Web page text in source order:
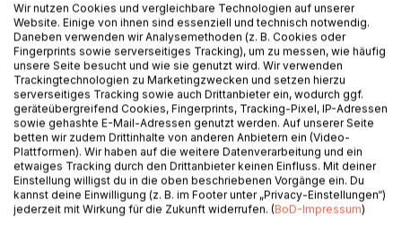
Titel bewerten
BESCHREIBUNG
Siebzehn Jahre vergehen vom ersten bis zum letzten
Gedicht des vorliegenden Bandes. Eine Zeit, in welcher
Wir nutzen Cookies und vergleichbare Technologien auf unserer
Website. Einige von ihnen sind essenziell und technisch notwendig.
Daneben verwenden wir Analysemethoden (z. B. Cookies oder
Fingerprints sowie serverseitiges Tracking), um zu messen, wie häufig
unsere Seite besucht und wie sie genutzt wird. Wir verwenden
Trackingtechnologien zu Marketingzwecken und setzen hierzu
serverseitiges Tracking sowie auch Drittanbieter ein, wodurch ggf.
geräteübergreifend Cookies, Fingerprints, Tracking-Pixel, IP-Adressen
sowie gehashte E-Mail-Adressen genutzt werden. Auf unserer Seite
betten wir zudem Drittinhalte von anderen Anbietern ein (Video-
Plattformen). Wir haben auf die weitere Datenverarbeitung und ein
etwaiges Tracking durch den Drittanbieter keinen Einfluss. Mit deiner
Einstellung willigst du in die oben beschriebenen Vorgänge ein. Du
kannst deine Einwilligung (z. B. im Footer unter „Privacy-Einstellungen“)
jederzeit mit Wirkung für die Zukunft widerrufen. (BoD-Impressum)